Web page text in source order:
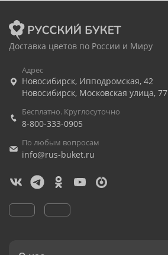
Доставка цветов по России и Миру
Адрес
Новосибирск, Ипподромская, 42
Новосибирск, Московская улица, 77
Бесплатно. Круглосуточно
8-800-333-0905
По любым вопросам
info@rus-buket.ru